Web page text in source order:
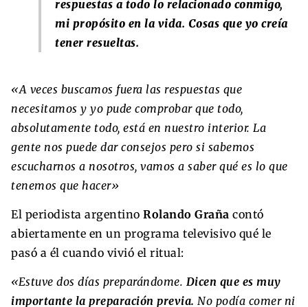
respuestas a todo lo relacionado conmigo,
mi propósito en la vida. Cosas que yo creía
tener resueltas.
«A veces buscamos fuera las respuestas que
necesitamos y yo pude comprobar que todo,
absolutamente todo, está en nuestro interior. La
gente nos puede dar consejos pero si sabemos
escucharnos a nosotros, vamos a saber qué es lo que
tenemos que hacer»
El periodista argentino Rolando Graña contó
abiertamente en un programa televisivo qué le
pasó a él cuando vivió el ritual:
«Estuve dos días preparándome. Dicen que es muy
importante la preparación previa. No podía comer ni